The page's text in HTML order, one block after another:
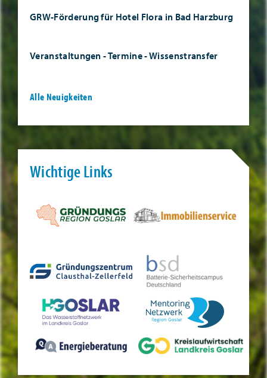
GRW-Förderung für Hotel Flora in Bad Harzburg
Veranstaltungen - Termine - Wissenstransfer
Alle Neuigkeiten
Wichtige Links